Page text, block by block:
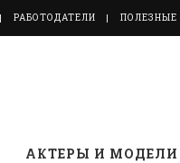
РАБОТОДАТЕЛИ ПОЛЕЗНЫЕ
АКТЕРЫ И МОДЕЛИ